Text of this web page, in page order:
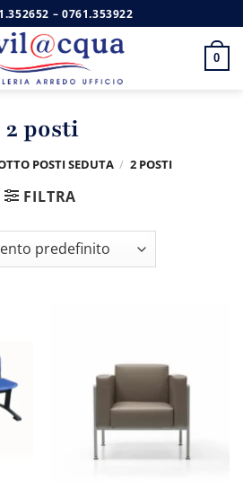
– 0761.353922
0
2 posti
POSTI SEDUTA / 2 POSTI
FILTRA